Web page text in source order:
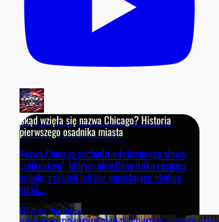
Skąd wzięła się nazwa Chicago? Historia
pierwszego osadnika miasta
Nazwa Chicago pochodzi od rdzennego słowa
„shikaakwa”, którym określano dziko rosnącą
cebulę, czosnek lub por porastające okolice
rzeki...
Film na YouTubie